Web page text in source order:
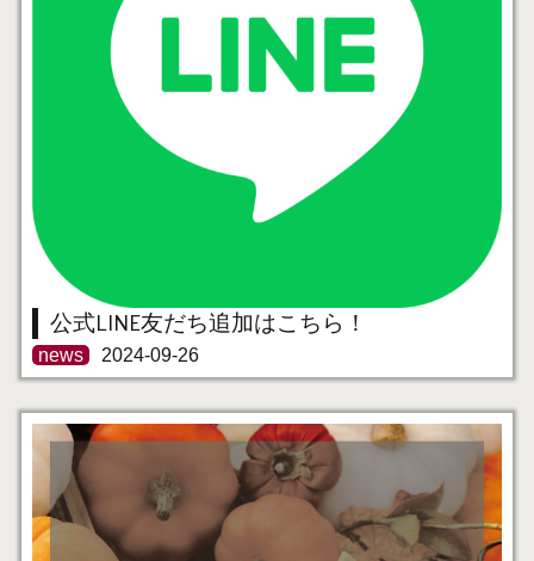
公式LINE友だち追加はこちら！
news 2024-09-26